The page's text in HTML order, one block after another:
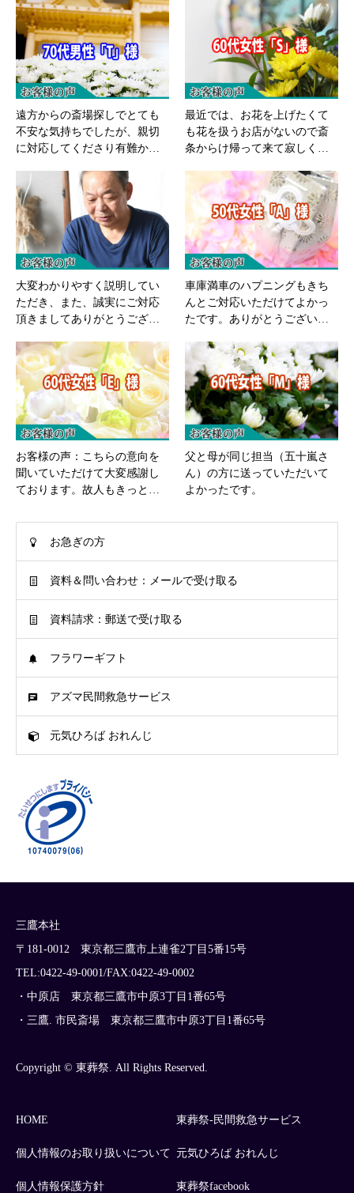
遠方からの斎場探しでとても
不安な気持ちでしたが、親切
に対応してくださり有難か…
最近では、お花を上げたくて
も花を扱うお店がないので斎
条からけ帰って来て寂しく…
大変わかりやすく説明してい
ただき、また、誠実にご対応
頂きましてありがとうござ…
車庫満車のハプニングもきち
んとご対応いただけてよかっ
たです。ありがとうござい…
お客様の声：こちらの意向を
聞いていただけて大変感謝し
ております。故人もきっと…
父と母が同じ担当（五十嵐さ
ん）の方に送っていただいて
よかったです。
お急ぎの方
資料＆問い合わせ：メールで受け取る
資料請求：郵送で受け取る
フラワーギフト
アズマ民間救急サービス
元気ひろば おれんじ
三鷹本社
〒181-0012 東京都三鷹市上連雀2丁目5番15号
TEL:0422-49-0001/FAX:0422-49-0002
・中原店 東京都三鷹市中原3丁目1番65号
・三鷹. 市民斎場 東京都三鷹市中原3丁目1番65号
Copyright © 東葬祭. All Rights Reserved.
HOME
個人情報のお取り扱いについて
個人情報保護方針
東葬祭-民間救急サービス
元気ひろば おれんじ
東葬祭facebook